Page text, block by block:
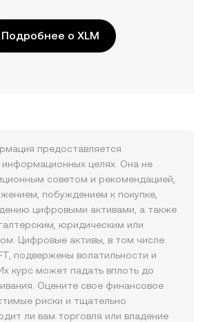
Подробнее о XLM
предоставляется
информационных целях. Она не
советом и рекомендацией,
побуждением к покупке,
цифровыми активами, а также
юридическим или
Цифровые активы, в том числе
подвержены волатильности и
курс может падать вплоть до
Оцените свое финансовое
риски и тщательно
ли вам торговля или владение